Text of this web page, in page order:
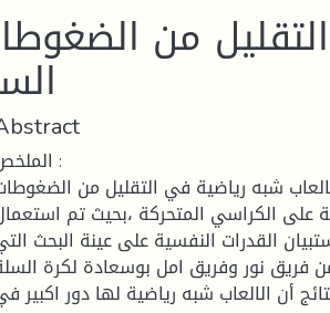
من
شبه رياضية في التقليل من
على الكراسي المتحركة ،بحيث تم
القدرات النفسية على عينة البحث
حركيا من فريق نور وفريق امل بوسعادة لكرة
أن الالعاب شبه رياضية لها دور اكبير